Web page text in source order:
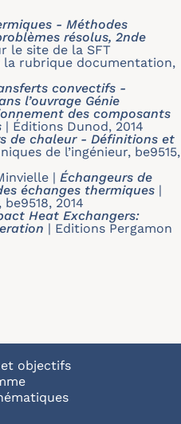
- Méthodes
résolus, 2nde
le site de la SFT
rubrique documentation,
convectifs -
l’ouvrage Génie
des composants
| Éditions Dunod, 2014
de chaleur - Définitions et
de l’ingénieur, be9515,
| Échangeurs de
échanges thermiques |
2014
Heat Exchangers:
| Editions Pergamon
principale
objectifs